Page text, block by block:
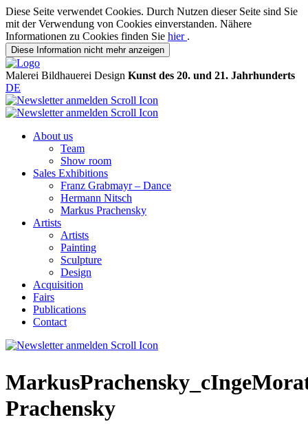
Diese Seite verwendet Cookies. Durch Nutzen dieser Seite sind Sie
mit der Verwendung von Cookies einverstanden. Nähere
Informationen zu Cookies finden Sie hier .
Diese Information nicht mehr anzeigen
Malerei Bildhauerei Design Kunst des 20. und 21. Jahrhunderts
DE
About us
Team
Show room
Sales Exhibitions
Franz Grabmayr – Dance
Hermann Nitsch
Markus Prachensky
Artists
Artists
Painting
Sculpture
Design
Acquisition
Fairs
Publications
Contact
Prachensky